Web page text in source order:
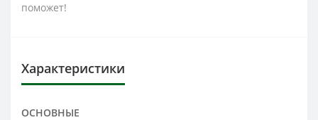
поможет!
Характеристики
ОСНОВНЫЕ